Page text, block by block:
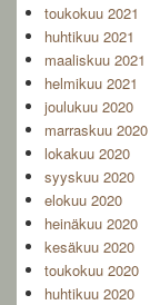
toukokuu 2021
huhtikuu 2021
maaliskuu 2021
helmikuu 2021
joulukuu 2020
marraskuu 2020
lokakuu 2020
syyskuu 2020
elokuu 2020
heinäkuu 2020
kesäkuu 2020
toukokuu 2020
huhtikuu 2020